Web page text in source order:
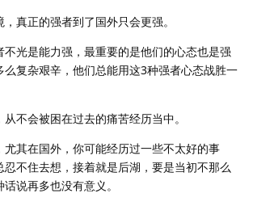
真正的强者到了国外只会更强。
光是能力强，最重要的是他们的心态也是强
么复杂艰辛，他们总能用这3种强者心态战胜一
不会被困在过去的痛苦经历当中。
尤其在国外，你可能经历过一些不太好的事
不住去想，接着就是后湖，要是当初不那么
说再多也没有意义。